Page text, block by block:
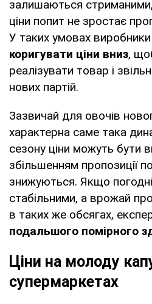
залишаються стриманими,
ціни попит не зростає
У таких умовах
коригувати ціни вниз,
реалізувати товар і
нових партій.
Зазвичай для овочів
характерна саме така
сезону ціни можуть бути
збільшенням пропозиції
знижуються. Якщо
стабільними, а врожай
в таких же обсягах,
подальшого помірного
Ціни на молоду
супермаркетах